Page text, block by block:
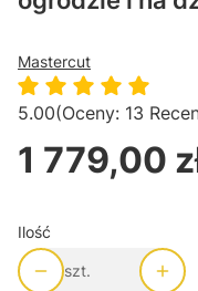
Mastercut
5.00(Oceny: 13
Cena
1 779,00
Ilość
szt.